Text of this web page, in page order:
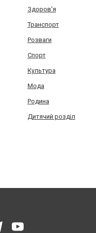
Здоров'я
Транспорт
Розваги
Спорт
Культура
Мода
Родина
Дитячий розділ